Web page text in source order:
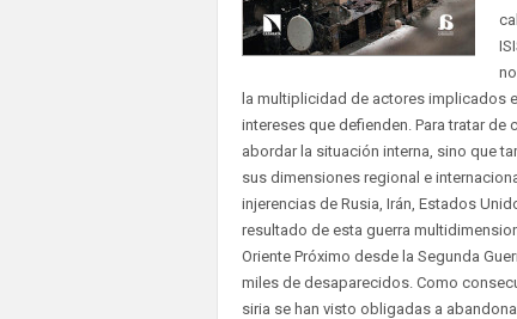
la multiplicidad de actores implicados
intereses que defienden. Para tratar
abordar la situación interna, sino que
sus dimensiones regional e
injerencias de Rusia, Irán, Estados
resultado de esta guerra
Oriente Próximo desde la Segunda
miles de desaparecidos. Como
siria se han visto obligadas a